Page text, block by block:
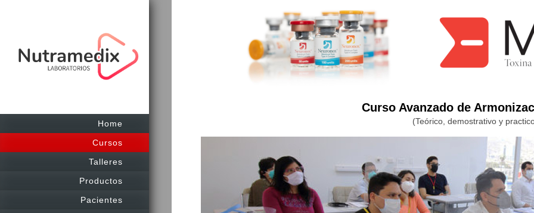
Home
Cursos
Talleres
Productos
Pacientes
Curso Avanzado de
(Teórico, demostrativo y